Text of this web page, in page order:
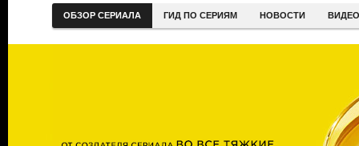
ОБЗОР СЕРИАЛА ГИД ПО СЕРИЯМ НОВОСТИ ВИДЕО